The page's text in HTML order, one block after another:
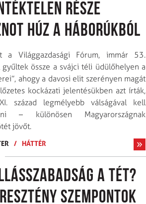
része
húz a háborúkból
a Világgazdasági Fórum, immár 53.
gyűltek össze a svájci téli üdülőhelyen a
ahogy a davosi elit szerényen magát
kockázati jelentésükben azt írták,
század legmélyebb válságával kell
– különösen Magyarországnak
jövőt.
/ HÁTTÉR
a tét?
szempontok